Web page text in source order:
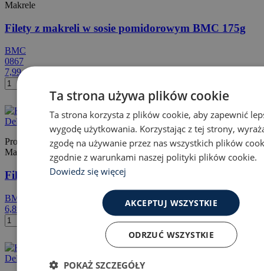
Makrele
Filety z makreli w sosie pomidorowym BMC 175g
BMC
0867
7,99 zł
Produkt dostępny
Makrele
Filety z makreli w sosie pomidorowym BMC 125g
BMC
6,89 zł
Dodaj do koszyka
Ta strona używa plików cookie
Ta strona korzysta z plików cookie, aby zapewnić
wygodę użytkowania. Korzystając z tej strony,
zgodę na używanie przez nas wszystkich plików
zgodnie z warunkami naszej polityki plików cookie.
Dowiedz się więcej
AKCEPTUJ WSZYSTKIE
ODRZUĆ WSZYSTKIE
POKAŻ SZCZEGÓŁY